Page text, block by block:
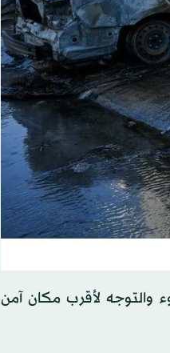
والتوجه لأقرب مكان آمن